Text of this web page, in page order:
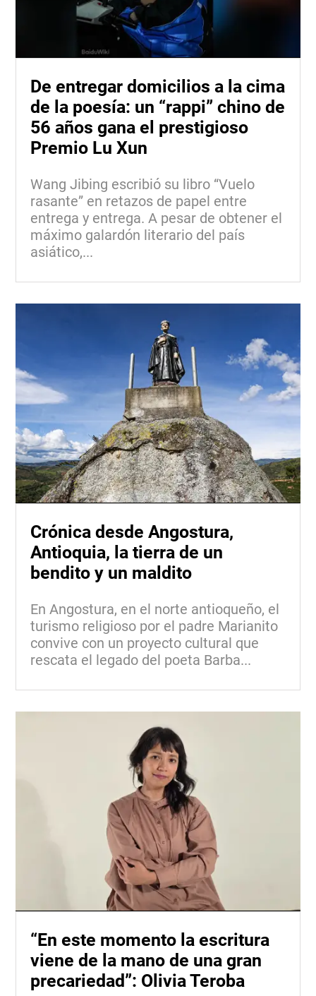
De entregar domicilios a la cima
de la poesía: un “rappi” chino de
56 años gana el prestigioso
Premio Lu Xun
Wang Jibing escribió su libro “Vuelo
rasante” en retazos de papel entre
entrega y entrega. A pesar de obtener el
máximo galardón literario del país
asiático,...
Crónica desde Angostura,
Antioquia, la tierra de un
bendito y un maldito
En Angostura, en el norte antioqueño, el
turismo religioso por el padre Marianito
convive con un proyecto cultural que
rescata el legado del poeta Barba...
“En este momento la escritura
viene de la mano de una gran
precariedad”: Olivia Teroba